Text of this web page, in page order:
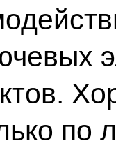
по